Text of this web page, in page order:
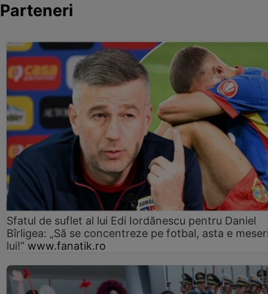
Parteneri
Sfatul de suflet al lui Edi Iordănescu pentru Daniel
Bîrligea: „Să se concentreze pe fotbal, asta e
lui!” www.fanatik.ro